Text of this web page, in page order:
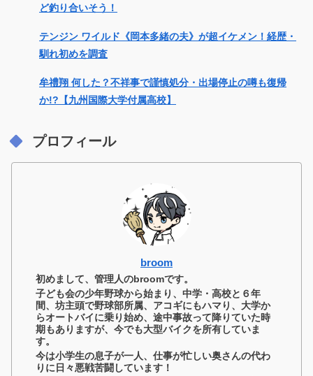
ど釣り合いそう！
テンジン ワイルド《岡本多緒の夫》が超イケメン！経歴・
馴れ初めを調査
牟禮翔 何した？不祥事で謹慎処分・出場停止の噂も復帰
か!?【九州国際大学付属高校】
プロフィール
broom
初めまして、管理人のbroomです。
子ども会の少年野球から始まり、中学・高校と６年
間、坊主頭で野球部所属、アコギにもハマり、大学か
らオートバイに乗り始め、途中事故って降りていた時
期もありますが、今でも大型バイクを所有していま
す。
今は小学生の息子が一人、仕事が忙しい奥さんの代わ
りに日々悪戦苦闘しています！